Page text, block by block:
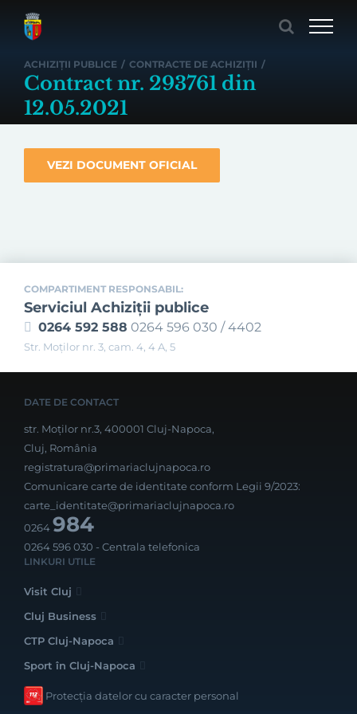
ACHIZIȚII PUBLICE / CONTRACTE DE ACHIZIȚII /
Contract nr. 293761 din
12.05.2021
VEZI DOCUMENT OFICIAL
COMPARTIMENT RESPONSABIL:
Serviciul Achiziţii publice
0264 592 588 0264 596 030 / 4402
Str. Moţilor nr. 3, cam. 4, 4 A, 5
DATE DE CONTACT
str. Moților nr.3, 400001 Cluj-Napoca,
Cluj, România
registratura@primariaclujnapoca.ro
Comunicare carte de identitate conform Legii 9/2023:
carte_identitate@primariaclujnapoca.ro
0264984
0264 596 030 - Centrala telefonica
LINKURI UTILE
Visit Cluj
Cluj Business
CTP Cluj-Napoca
Sport în Cluj-Napoca
Protecția datelor cu caracter personal